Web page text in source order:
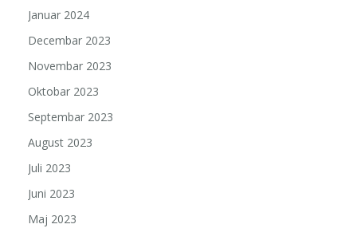
Januar 2024
Decembar 2023
Novembar 2023
Oktobar 2023
Septembar 2023
August 2023
Juli 2023
Juni 2023
Maj 2023